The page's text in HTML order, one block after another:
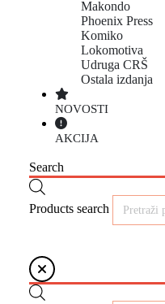
Makondo
Phoenix Press
Komiko
Lokomotiva
Udruga CRŠ
Ostala izdanja
NOVOSTI
AKCIJA
Search
Products search